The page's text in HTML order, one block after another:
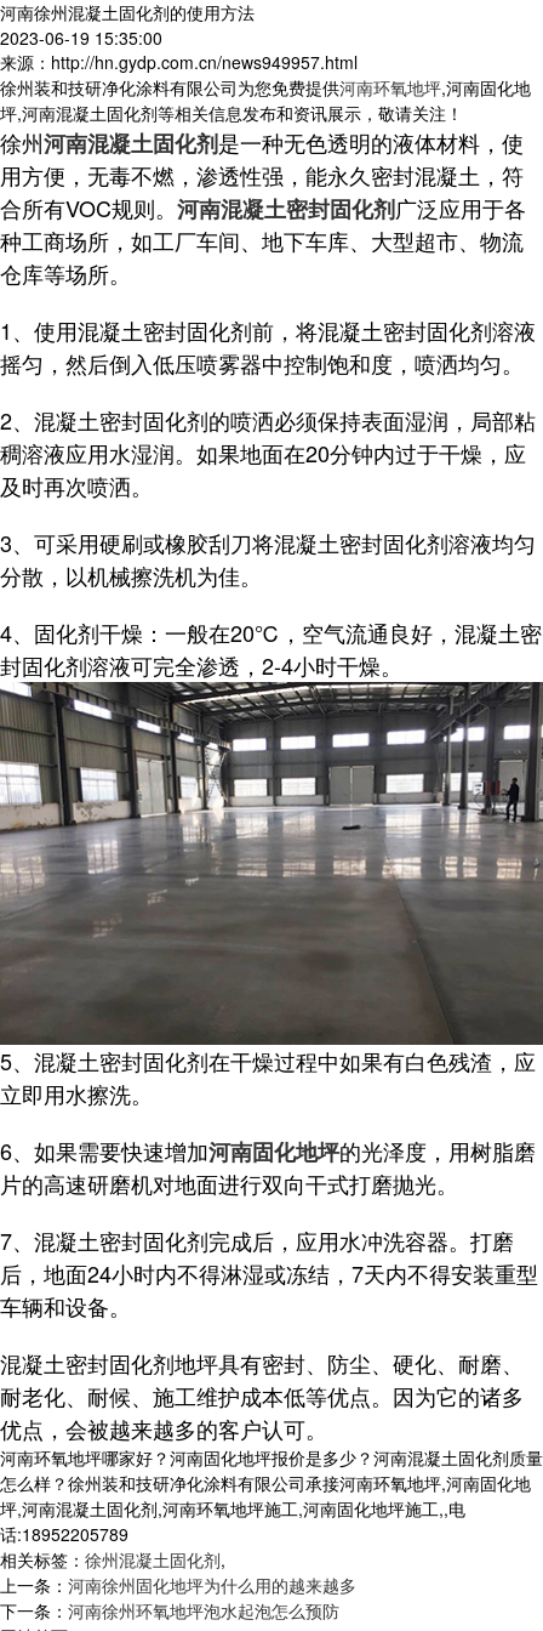
河南徐州混凝土固化剂的使用方法
2023-06-19 15:35:00
来源：http://hn.gydp.com.cn/news949957.html
徐州装和技研净化涂料有限公司为您免费提供河南环氧地坪,河南固化地
坪,河南混凝土固化剂等相关信息发布和资讯展示，敬请关注！
徐州河南混凝土固化剂是一种无色透明的液体材料，使
用方便，无毒不燃，渗透性强，能永久密封混凝土，符
合所有VOC规则。 河南混凝土密封固化剂广泛应用于各
种工商场所，如工厂车间、地下车库、大型超市、物流
仓库等场所。
1、使用混凝土密封固化剂前，将混凝土密封固化剂溶液
摇匀，然后倒入低压喷雾器中控制饱和度，喷洒均匀。
2、混凝土密封固化剂的喷洒必须保持表面湿润，局部粘
稠溶液应用水湿润。如果地面在20分钟内过于干燥，应
及时再次喷洒。
3、可采用硬刷或橡胶刮刀将混凝土密封固化剂溶液均匀
分散，以机械擦洗机为佳。
4、固化剂干燥：一般在20℃，空气流通良好，混凝土密
封固化剂溶液可完全渗透，2-4小时干燥。
5、混凝土密封固化剂在干燥过程中如果有白色残渣，应
立即用水擦洗。
6、如果需要快速增加河南固化地坪的光泽度，用树脂磨
片的高速研磨机对地面进行双向干式打磨抛光。
7、混凝土密封固化剂完成后，应用水冲洗容器。打磨
后，地面24小时内不得淋湿或冻结，7天内不得安装重型
车辆和设备。
混凝土密封固化剂地坪具有密封、防尘、硬化、耐磨、
耐老化、耐候、施工维护成本低等优点。因为它的诸多
优点，会被越来越多的客户认可。
河南环氧地坪哪家好？河南固化地坪报价是多少？河南混凝土固化剂质量
怎么样？徐州装和技研净化涂料有限公司承接河南环氧地坪,河南固化地
坪,河南混凝土固化剂,河南环氧地坪施工,河南固化地坪施工,,电
话:18952205789
相关标签： 徐州混凝土固化剂,
上一条： 河南徐州固化地坪为什么用的越来越多
下一条： 河南徐州环氧地坪泡水起泡怎么预防